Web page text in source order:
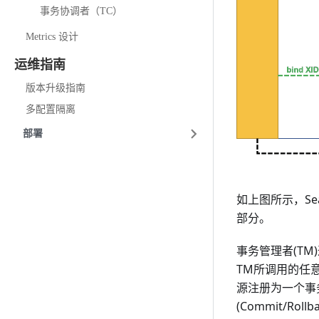
事务协调者（TC）
Metrics 设计
运维指南
版本升级指南
多配置隔离
部署
如上图所示，
部分。
事务管理者
TM所调用的任
源注册为一个
(Commit/